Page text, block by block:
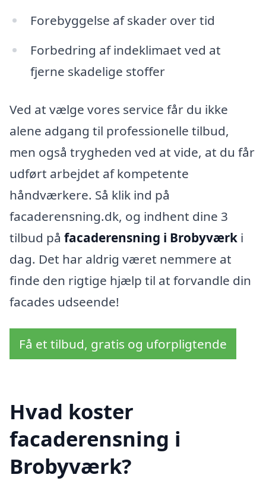
Forebyggelse af skader over tid
Forbedring af indeklimaet ved at
fjerne skadelige stoffer
Ved at vælge vores service får du ikke
alene adgang til professionelle tilbud,
men også trygheden ved at vide, at du får
udført arbejdet af kompetente
håndværkere. Så klik ind på
facaderensning.dk, og indhent dine 3
tilbud på facaderensning i Brobyværk i
dag. Det har aldrig været nemmere at
finde den rigtige hjælp til at forvandle din
facades udseende!
Få et tilbud, gratis og uforpligtende
Hvad koster
facaderensning i
Brobyværk?